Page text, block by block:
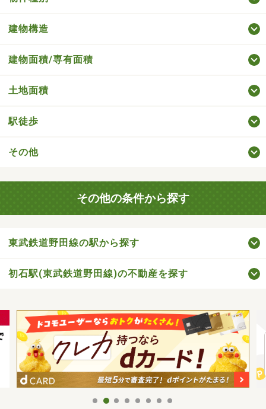
建物構造
建物面積/専有面積
土地面積
駅徒歩
その他
その他の条件から探す
東武鉄道野田線の駅から探す
初石駅(東武鉄道野田線)の不動産を探す